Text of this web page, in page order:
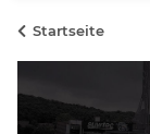
Startseite